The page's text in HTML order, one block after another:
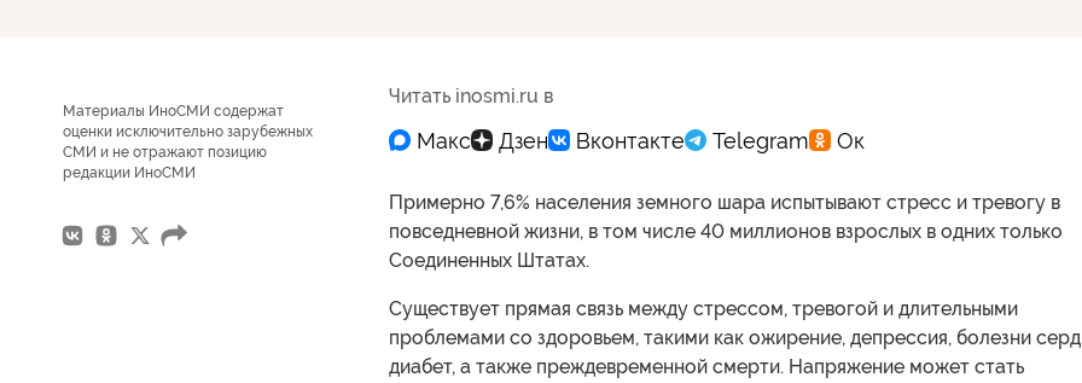
Материалы ИноСМИ содержат
оценки исключительно зарубежных
СМИ и не отражают позицию
редакции ИноСМИ
Читать inosmi.ru в
Примерно 7,6% населения земного шара испытывают стресс и тревогу в
повседневной жизни, в том числе 40 миллионов взрослых в одних только
Соединенных Штатах.
Существует прямая связь между стрессом, тревогой и длительными
проблемами со здоровьем, такими как ожирение, депрессия, болезни
диабет, а также преждевременной смерти. Напряжение может стать